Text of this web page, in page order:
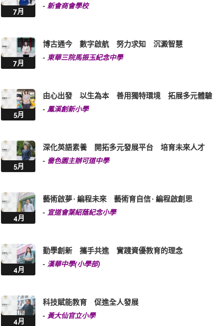
7月
- 新會商會學校
7月
博古通今 數字啟航 努力求知 沉澱智慧
- 東華三院馬振玉紀念中學
5月
由心出發 以生為本 善用獨特環境 拓展多元體驗
- 鳳溪創新小學
5月
深化英語素養 開拓多元發展平台 培育未來人才
- 嗇色園主辦可道中學
4月
藝術啟夢 · 編程未來 藝術育自信 · 編程啟創思
- 宣道會葉紹蔭紀念小學
4月
勤學創新 攜手共進 實踐資優教育的理念
- 漢華中學(小學部)
4月
科技賦能教育 促進全人發展
- 黃大仙官立小學